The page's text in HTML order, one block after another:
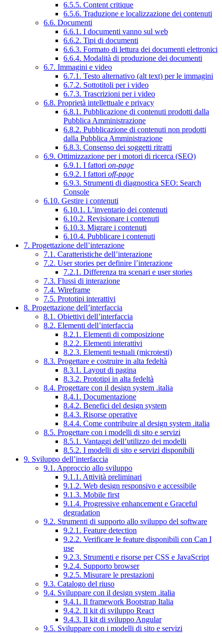
6.5.5. Content critique
6.5.6. Traduzione e localizzazione dei contenuti
6.6. Documenti
6.6.1. I documenti vanno sul web
6.6.2. Tipi di documenti
6.6.3. Formato di lettura dei documenti elettronici
6.6.4. Modalità di produzione dei documenti
6.7. Immagini e video
6.7.1. Testo alternativo (alt text) per le immagini
6.7.2. Sottotitoli per i video
6.7.3. Trascrizioni per i video
6.8. Proprietà intellettuale e privacy
6.8.1. Pubblicazione di contenuti prodotti dalla
Pubblica Amministrazione
6.8.2. Pubblicazione di contenuti non prodotti
dalla Pubblica Amministrazione
6.8.3. Consenso dei soggetti ritratti
6.9. Ottimizzazione per i motori di ricerca (SEO)
6.9.1. I fattori on-page
6.9.2. I fattori off-page
6.9.3. Strumenti di diagnostica SEO: Search
Console
6.10. Gestire i contenuti
6.10.1. L’inventario dei contenuti
6.10.2. Revisionare i contenuti
6.10.3. Migrare i contenuti
6.10.4. Pubblicare i contenuti
7. Progettazione dell’interazione
7.1. Caratteristiche dell’interazione
7.2. User stories per definire l’interazione
7.2.1. Differenza tra scenari e user stories
7.3. Flussi di interazione
7.4. Wireframe
7.5. Prototipi interattivi
8. Progettazione dell’interfaccia
8.1. Obiettivi dell’interfaccia
8.2. Elementi dell’interfaccia
8.2.1. Elementi di composizione
8.2.2. Elementi interattivi
8.2.3. Elementi testuali (microtesti)
8.3. Progettare e costruire in alta fedeltà
8.3.1. Layout di pagina
8.3.2. Prototipi in alta fedeltà
8.4. Progettare con il design system .italia
8.4.1. Documentazione
8.4.2. Benefici del design system
8.4.3. Risorse operative
8.4.4. Come contribuire al design system .italia
8.5. Progettare con i modelli di sito e servizi
8.5.1. Vantaggi dell’utilizzo dei modelli
8.5.2. I modelli di sito e servizi disponibili
9. Sviluppo dell’interfaccia
9.1. Approccio allo sviluppo
9.1.1. Attività preliminari
9.1.2. Web design responsivo e accessibile
9.1.3. Mobile first
9.1.4. Progressive enhancement e Graceful
degradation
9.2. Strumenti di supporto allo sviluppo del software
9.2.1. Feature detection
9.2.2. Verificare le feature disponibili con Can I
use
9.2.3. Strumenti e risorse per CSS e JavaScript
9.2.4. Supporto browser
9.2.5. Misurare le prestazioni
9.3. Catalogo del riuso
9.4. Sviluppare con il design system .italia
9.4.1. Il framework Bootstrap Italia
9.4.2. Il kit di sviluppo React
9.4.3. Il kit di sviluppo Angular
9.5. Sviluppare con i modelli di sito e servizi